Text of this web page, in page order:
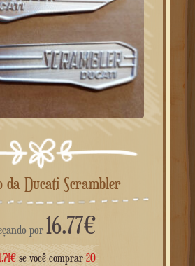
da Ducati Scrambler
por 16.77€
€ se você comprar 20